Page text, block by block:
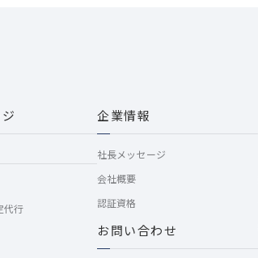
代行
企業情報
社長メッセージ
会社概要
認証資格
お問い合わせ